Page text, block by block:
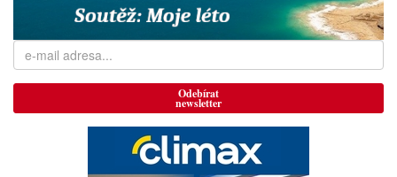
Odebírat
newsletter